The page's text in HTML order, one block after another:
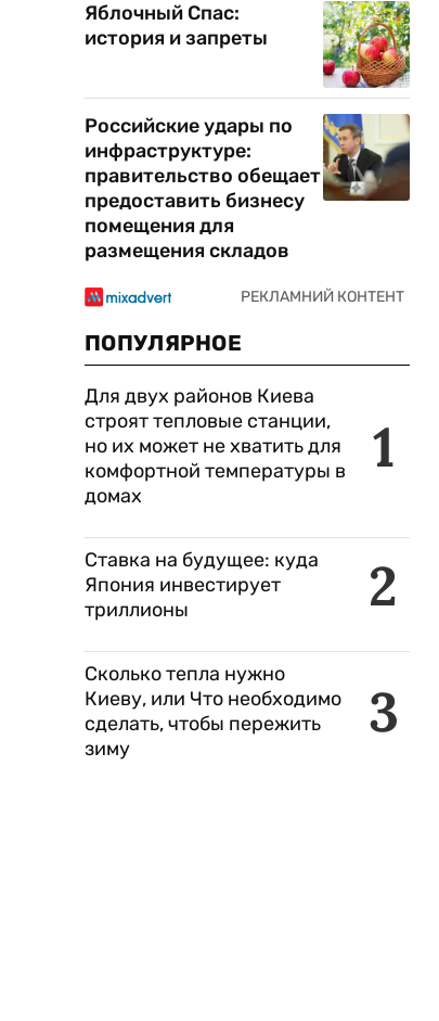
Яблочный Спас:
история и запреты
Российские удары по
инфраструктуре:
правительство обещает
предоставить бизнесу
помещения для
размещения складов
ПОПУЛЯРНОЕ
1
Для двух районов Киева
строят тепловые станции,
но их может не хватить для
комфортной температуры в
домах
2
Ставка на будущее: куда
Япония инвестирует
триллионы
3
Сколько тепла нужно
Киеву, или Что необходимо
сделать, чтобы пережить
зиму